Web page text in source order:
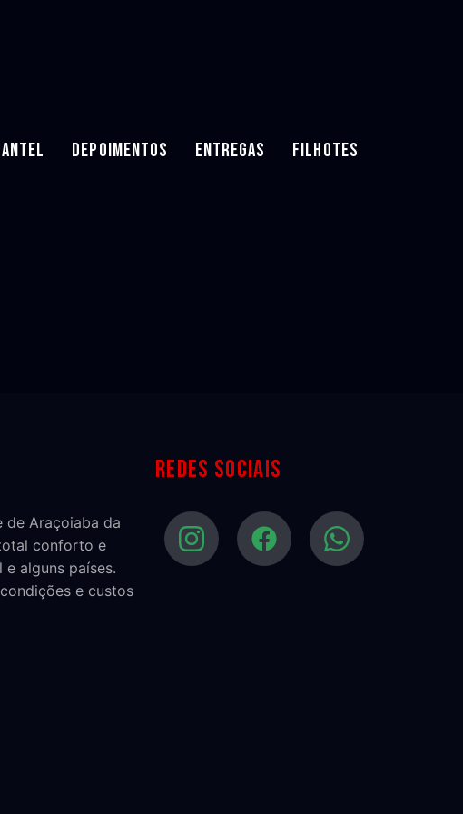
DEPOIMENTOS ENTREGAS FILHOTES
de Araçoiaba da
conforto e
alguns países.
e custos
Redes sociais